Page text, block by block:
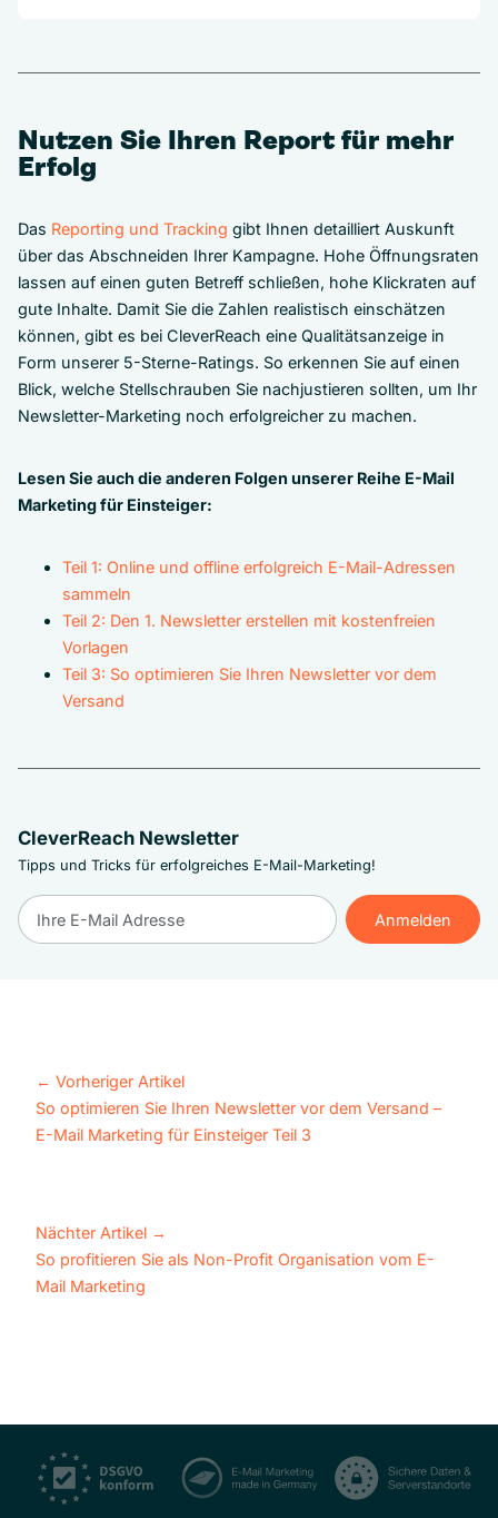
Nutzen Sie Ihren Report für mehr
Erfolg
Das Reporting und Tracking gibt Ihnen detailliert Auskunft
über das Abschneiden Ihrer Kampagne. Hohe Öffnungsraten
lassen auf einen guten Betreff schließen, hohe Klickraten auf
gute Inhalte. Damit Sie die Zahlen realistisch einschätzen
können, gibt es bei CleverReach eine Qualitätsanzeige in
Form unserer 5-Sterne-Ratings. So erkennen Sie auf einen
Blick, welche Stellschrauben Sie nachjustieren sollten, um Ihr
Newsletter-Marketing noch erfolgreicher zu machen.
Lesen Sie auch die anderen Folgen unserer Reihe E-Mail
Marketing für Einsteiger:
Teil 1: Online und offline erfolgreich E-Mail-Adressen
sammeln
Teil 2: Den 1. Newsletter erstellen mit kostenfreien
Vorlagen
Teil 3: So optimieren Sie Ihren Newsletter vor dem
Versand
CleverReach Newsletter
Tipps und Tricks für erfolgreiches E-Mail-Marketing!
Anmelden
← Vorheriger Artikel
So optimieren Sie Ihren Newsletter vor dem Versand –
E-Mail Marketing für Einsteiger Teil 3
Nächter Artikel →
So profitieren Sie als Non-Profit Organisation vom E-
Mail Marketing